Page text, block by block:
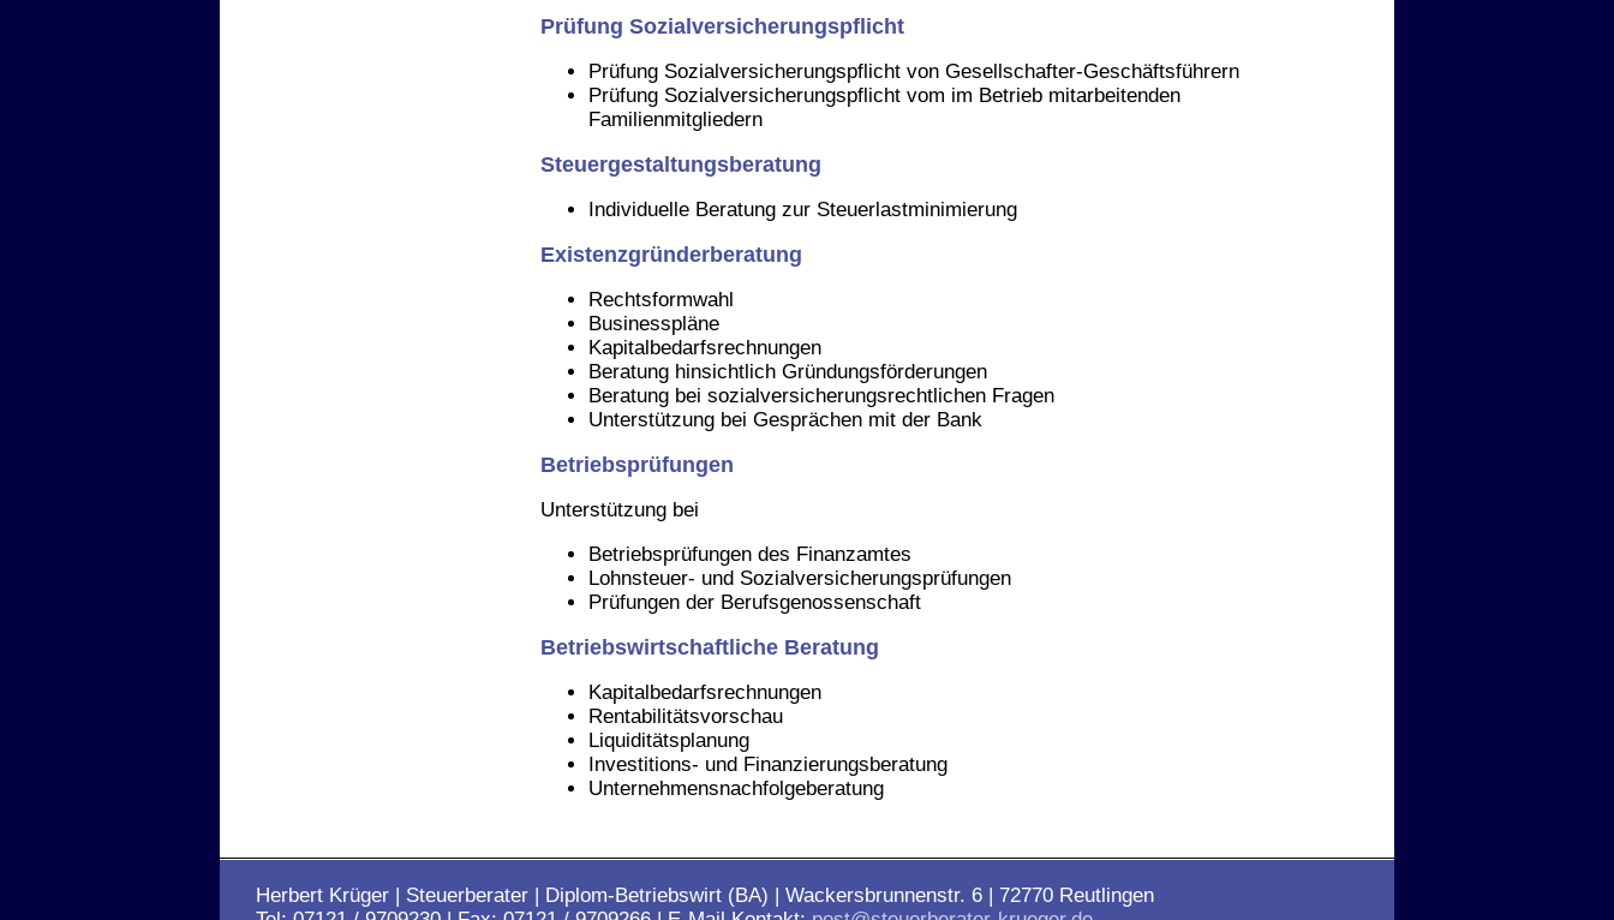
Prüfung Sozialversicherungspflicht
Prüfung Sozialversicherungspflicht von Gesellschafter-Geschäftsführern
Prüfung Sozialversicherungspflicht vom im Betrieb mitarbeitenden
Familienmitgliedern
Steuergestaltungsberatung
Individuelle Beratung zur Steuerlastminimierung
Existenzgründerberatung
Rechtsformwahl
Businesspläne
Kapitalbedarfsrechnungen
Beratung hinsichtlich Gründungsförderungen
Beratung bei sozialversicherungsrechtlichen Fragen
Unterstützung bei Gesprächen mit der Bank
Betriebsprüfungen
Unterstützung bei
Betriebsprüfungen des Finanzamtes
Lohnsteuer- und Sozialversicherungsprüfungen
Prüfungen der Berufsgenossenschaft
Betriebswirtschaftliche Beratung
Kapitalbedarfsrechnungen
Rentabilitätsvorschau
Liquiditätsplanung
Investitions- und Finanzierungsberatung
Unternehmensnachfolgeberatung
Herbert Krüger | Steuerberater | Diplom-Betriebswirt (BA) | Wackersbrunnenstr. 6 | 72770 Reutlingen